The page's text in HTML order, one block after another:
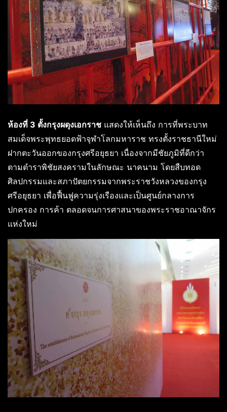
ห้องที่ 3 ตั้งกรุงผดุงเอกราช แสดงให้เห็นถึง การที่พระบาท
สมเด็จพระพุทธยอดฟ้าจุฬาโลกมหาราช ทรงตั้งราชธานีใหม่
ฝากตะวันออกของกรุงศรีอยุธยา เนื่องจากมีชัยภูมิที่ดีกว่า
ตามตำราพิชัยสงครามในลักษณะ นาคนาม โดยสืบทอด
ศิลปกรรมและสภาปัตยกรรมจากพระราชวังหลวงของกรุง
ศรีอยุธยา เพื่อฟื้นฟูความรุ่งเรืองและเป็นศูนย์กลางการ
ปกครอง การค้า ตลอดจนการศาสนาของพระราชอาณาจักร
แห่งใหม่